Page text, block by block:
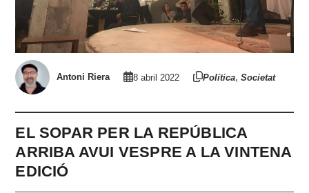
Antoni Riera 8 abril 2022 Política,Societat
EL SOPAR PER LA REPÚBLICA
ARRIBA AVUI VESPRE A LA VINTENA
EDICIÓ